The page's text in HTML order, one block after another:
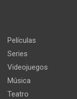
Películas
Series
Videojuegos
Música
Teatro